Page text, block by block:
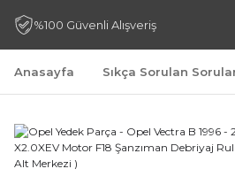
%100 Güvenli Alışveriş
Anasayfa Sıkça Sorulan